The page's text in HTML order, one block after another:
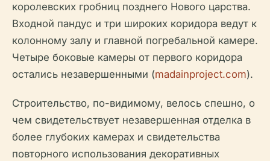
королевских гробниц позднего Нового царства.
Входной пандус и три широких коридора ведут к
колонному залу и главной погребальной камере.
Четыре боковые камеры от первого коридора
остались незавершенными (madainproject.com).
Строительство, по-видимому, велось спешно, о
чем свидетельствует незавершенная отделка в
более глубоких камерах и свидетельства
повторного использования декоративных